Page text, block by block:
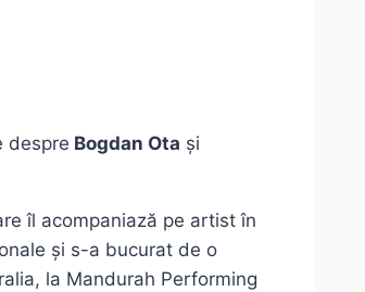
despre Bogdan Ota și
îl acompaniază pe artist în
și s-a bucurat de o
la Mandurah Performing